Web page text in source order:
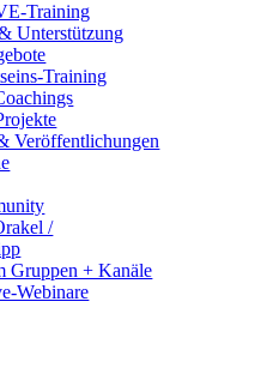
Training
Unterstützung
Training
Veröffentlichungen
/
Gruppen + Kanäle
Webinare